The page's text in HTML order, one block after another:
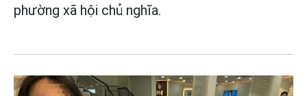
phường xã hội chủ nghĩa.